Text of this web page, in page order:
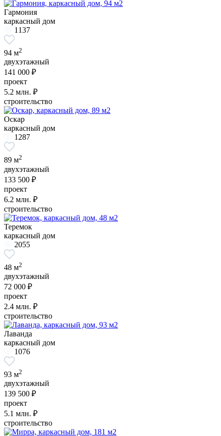
Гармония
каркасный дом
1137
94 м2
двухэтажный
141 000 ₽
проект
5.2 млн. ₽
строительство
Оскар
каркасный дом
1287
89 м2
двухэтажный
133 500 ₽
проект
6.2 млн. ₽
строительство
Теремок
каркасный дом
2055
48 м2
двухэтажный
72 000 ₽
проект
2.4 млн. ₽
строительство
Лаванда
каркасный дом
1076
93 м2
двухэтажный
139 500 ₽
проект
5.1 млн. ₽
строительство